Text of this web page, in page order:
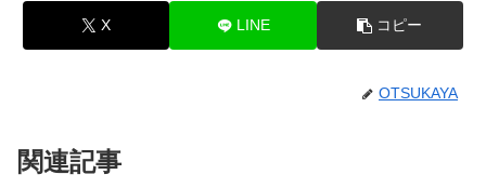
X LINE コピー
OTSUKAYA
関連記事